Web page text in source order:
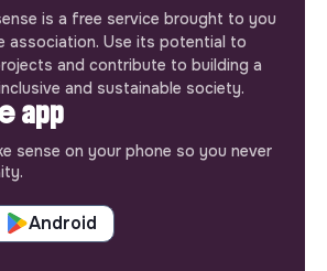
is a free service brought to you
association. Use its potential to
and contribute to building a
and sustainable society.
app
sense on your phone so you never
Android